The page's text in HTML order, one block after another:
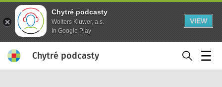
Chytré podcasty
Wolters Kluwer, a.s.
In Google Play
VIEW
Chytré podcasty